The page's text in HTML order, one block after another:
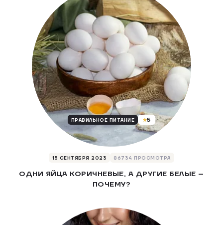
ПРАВИЛЬНОЕ ПИТАНИЕ 5
15 СЕНТЯБРЯ 2023 86734 ПРОСМОТРА
ОДНИ ЯЙЦА КОРИЧНЕВЫЕ, А ДРУГИЕ БЕЛЫЕ –
ПОЧЕМУ?